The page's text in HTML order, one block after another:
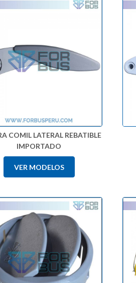
COMIL LATERAL REBATIBLE
IMPORTADO
VER MODELOS